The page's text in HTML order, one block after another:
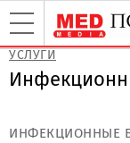
УСЛУГИ
ИНФЕКЦИОННЫЕ